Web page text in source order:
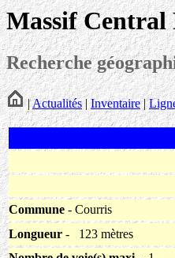
Massif
Recherche
|Actualités| Inventaire|
Commune - Courris
Longueur -
123 mètres